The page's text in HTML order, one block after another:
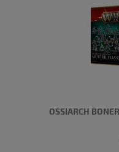
OSSIARCH